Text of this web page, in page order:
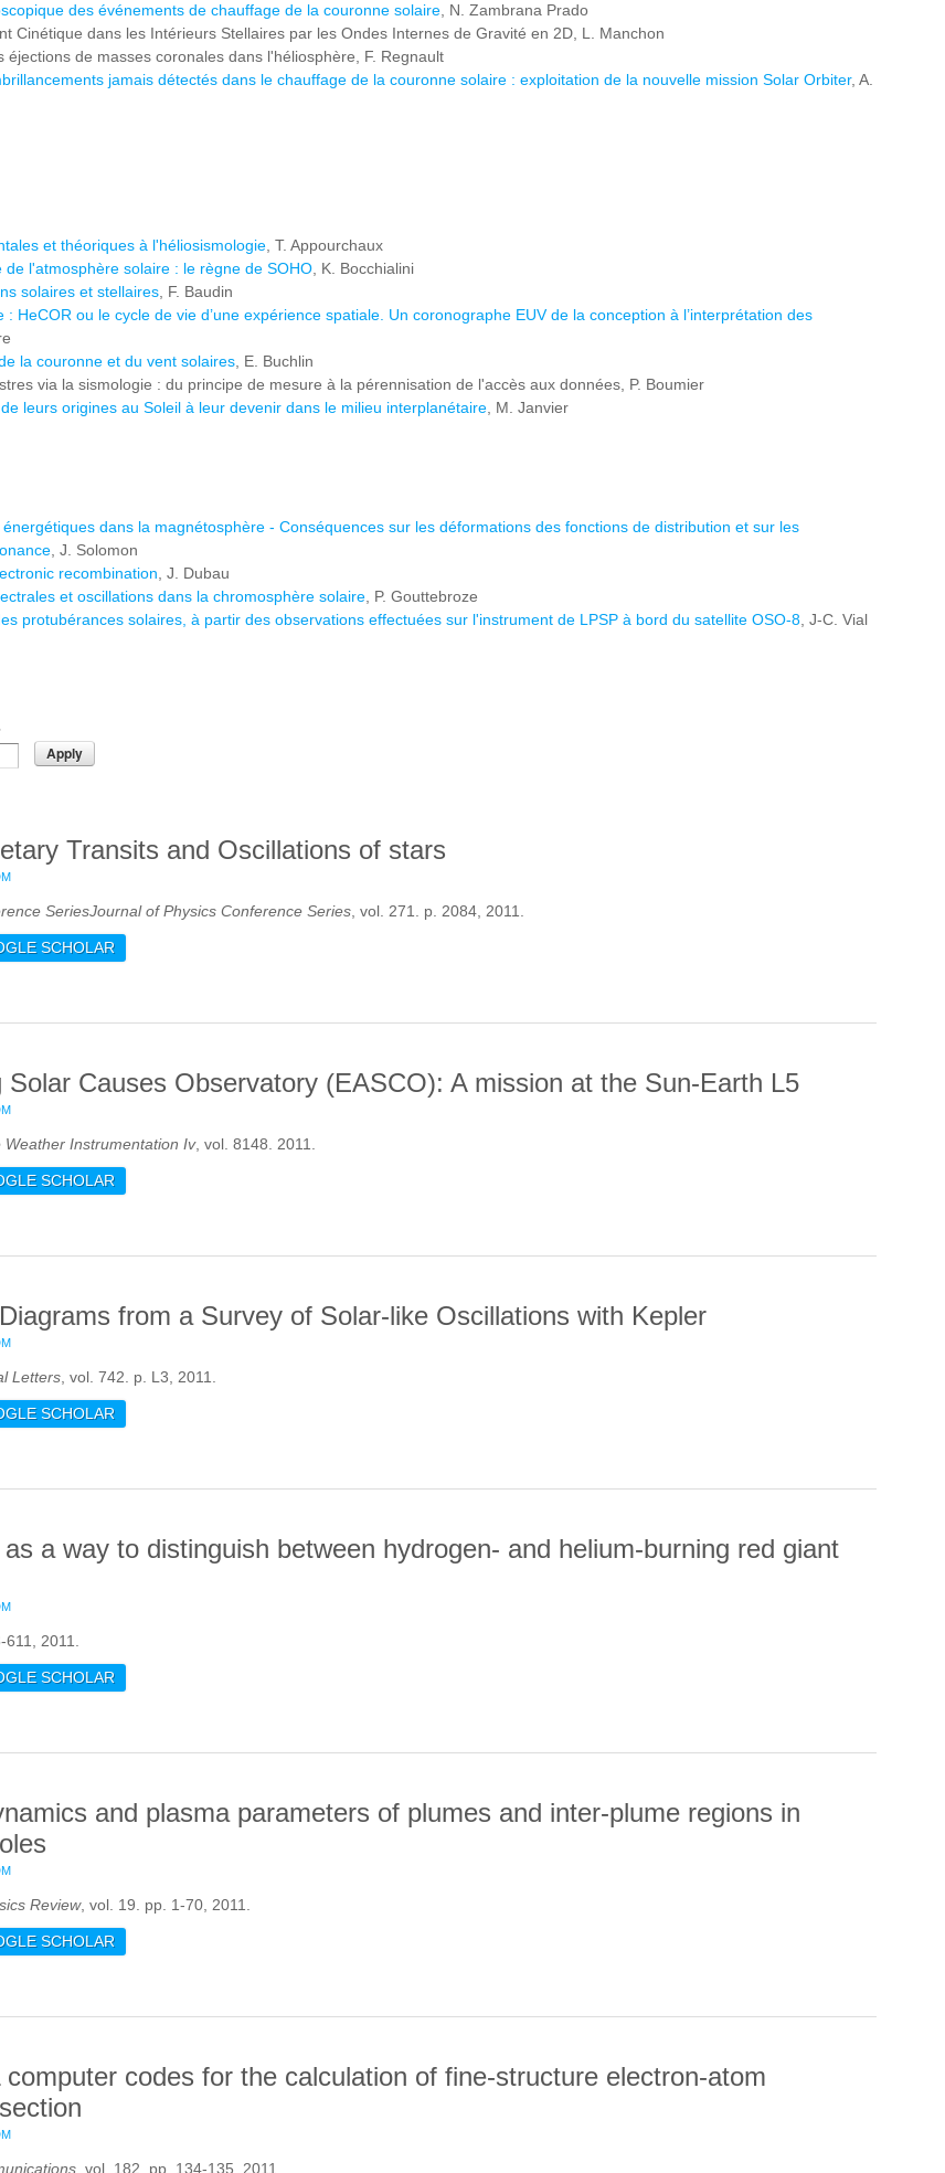
des événements de chauffage de la couronne solaire , N. Zambrana Prado
Cinétique dans les Intérieurs Stellaires par les Ondes Internes de Gravité en 2D, L. Manchon
éjections de masses coronales dans l'héliosphère, F. Regnault
jamais détectés dans le chauffage de la couronne solaire : exploitation de la nouvelle mission Solar Orbiter, A.
et théoriques à l'héliosismologie , T. Appourchaux
l'atmosphère solaire : le règne de SOHO , K. Bocchialini
solaires et stellaires , F. Baudin
: HeCOR ou le cycle de vie d’une expérience spatiale. Un coronographe EUV de la conception à l’interprétation des
la couronne et du vent solaires , E. Buchlin
via la sismologie : du principe de mesure à la pérennisation de l'accès aux données, P. Boumier
leurs origines au Soleil à leur devenir dans le milieu interplanétaire , M. Janvier
dans la magnétosphère - Conséquences sur les déformations des fonctions de distribution et sur les
, J. Solomon
recombination , J. Dubau
et oscillations dans la chromosphère solaire , P. Gouttebroze
protubérances solaires, à partir des observations effectuées sur l'instrument de LPSP à bord du satellite OSO-8 , J-C. Vial
Transits and Oscillations of stars
SeriesJournal of Physics Conference Series, vol. 271. p. 2084, 2011.
: PLANETARY TRANSITS AND OSCILLATIONS OF STARS
SCHOLAR
Solar Causes Observatory (EASCO): A mission at the Sun-Earth L5
Instrumentation Iv, vol. 8148. 2011.
AFFECTING SOLAR CAUSES OBSERVATORY (EASCO): A MISSION AT THE SUN-EARTH L5
SCHOLAR
from a Survey of Solar-like Oscillations with Kepler
Letters, vol. 742. p. L3, 2011.
DIAGRAMS FROM A SURVEY OF SOLAR-LIKE OSCILLATIONS WITH KEPLER
SCHOLAR
a way to distinguish between hydrogen- and helium-burning red giant
611, 2011.
MODES AS A WAY TO DISTINGUISH BETWEEN HYDROGEN- AND HELIUM-BURNING RED GIANT STARS
SCHOLAR
and plasma parameters of plumes and inter-plume regions in
Review, vol. 19. pp. 1-70, 2011.
DYNAMICS AND PLASMA PARAMETERS OF PLUMES AND INTER-PLUME REGIONS IN SOLAR CORONAL
SCHOLAR
computer codes for the calculation of fine-structure electron-atom
, vol. 182. pp. 134-135, 2011.